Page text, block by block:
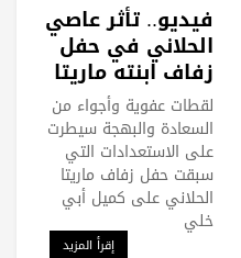
فيديو.. تأثر عاصي
الحلاني في حفل
زفاف ابنته ماريتا
الحلاني
لقطات عفوية وأجواء من
السعادة والبهجة سيطرت
على الاستعدادات التي
سبقت حفل زفاف ماريتا
الحلاني على كميل أبي
خلي
إقرأ المزيد